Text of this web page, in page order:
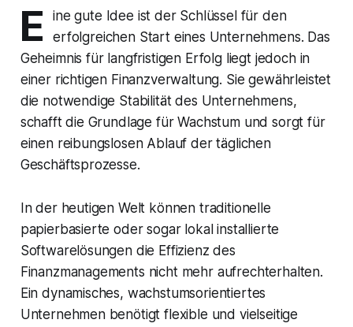
E
ine gute Idee ist der Schlüssel für den
erfolgreichen Start eines Unternehmens. Das
Geheimnis für langfristigen Erfolg liegt jedoch in
einer richtigen Finanzverwaltung. Sie gewährleistet
die notwendige Stabilität des Unternehmens,
schafft die Grundlage für Wachstum und sorgt für
einen reibungslosen Ablauf der täglichen
Geschäftsprozesse.
In der heutigen Welt können traditionelle
papierbasierte oder sogar lokal installierte
Softwarelösungen die Effizienz des
Finanzmanagements nicht mehr aufrechterhalten.
Ein dynamisches, wachstumsorientiertes
Unternehmen benötigt flexible und vielseitige